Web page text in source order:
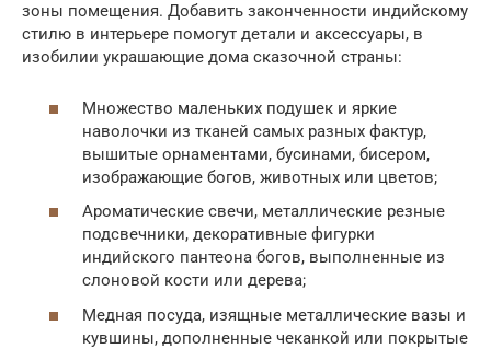
зоны помещения. Добавить законченности индийскому
стилю в интерьере помогут детали и аксессуары, в
изобилии украшающие дома сказочной страны:
Множество маленьких подушек и яркие
наволочки из тканей самых разных фактур,
вышитые орнаментами, бусинами, бисером,
изображающие богов, животных или цветов;
Ароматические свечи, металлические резные
подсвечники, декоративные фигурки
индийского пантеона богов, выполненные из
слоновой кости или дерева;
Медная посуда, изящные металлические вазы и
кувшины, дополненные чеканкой или покрытые